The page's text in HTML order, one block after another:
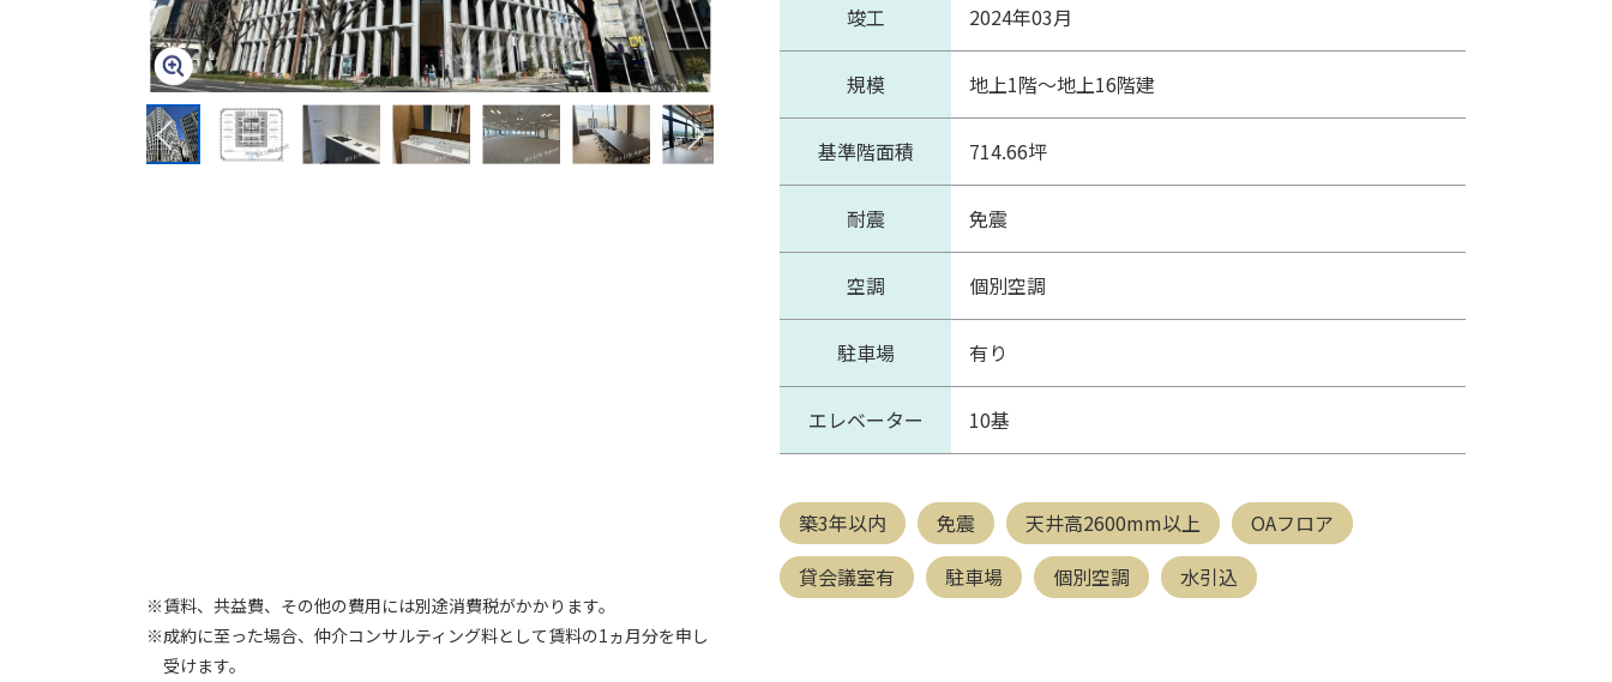
※賃料、共益費、その他の費用には別途消費税がかかります。
※成約に至った場合、仲介コンサルティング料として賃料の1ヵ月分を申し
受けます。
竣工 2024年03月
規模 地上1階～地上16階建
基準階面積 714.66坪
耐震 免震
空調 個別空調
駐車場 有り
エレベーター 10基
築3年以内 免震 天井高2600mm以上
OAフロア
貸会議室有
駐車場 個別空調 水引込